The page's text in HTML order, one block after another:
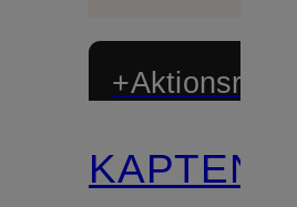
+Aktionsrabatt
Zertifiziert
KAPTEN